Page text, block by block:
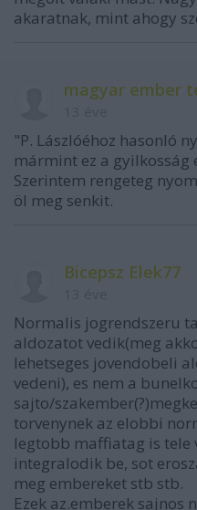
akaratnak, mint ahogy
magyar ember
"P. Lászlóéhoz hasonló
mármint ez a
Szerintem rengeteg
öl meg senkit.
Bicepsz Elek77
Normalis jogrendszeru
aldozatot vedik(meg
lehetseges jovendobeli
vedeni), es nem a
sajto/
torvenynek az elobbi
legtobb maffiatag is tele
integralodik be, sot
meg embereket stb stb.
Ezek az.emberek sajnos